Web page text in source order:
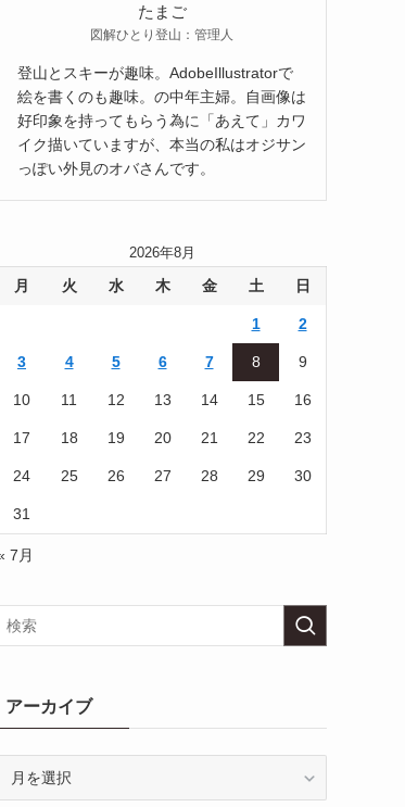
たまご
図解ひとり登山：管理人
登山とスキーが趣味。AdobeIllustratorで
絵を書くのも趣味。の中年主婦。自画像は
好印象を持ってもらう為に「あえて」カワ
イク描いていますが、本当の私はオジサン
っぽい外見のオバさんです。
2026年8月
月 火 水 木 金 土 日
1 2
3 4 5 6 7 8 9
10 11 12 13 14 15 16
17 18 19 20 21 22 23
24 25 26 27 28 29 30
31
7月
アーカイブ